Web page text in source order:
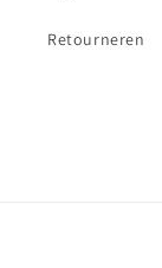
Retourneren